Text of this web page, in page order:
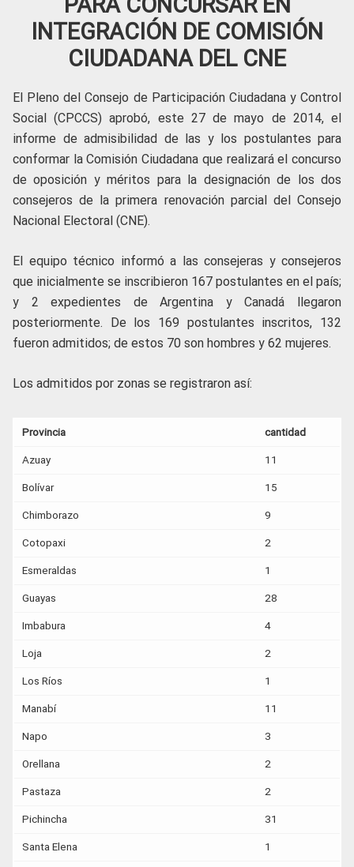
INTEGRACIÓN DE COMISIÓN
CIUDADANA DEL CNE
El Pleno del Consejo de Participación Ciudadana y Control
Social (CPCCS) aprobó, este 27 de mayo de 2014, el
informe de admisibilidad de las y los postulantes para
conformar la Comisión Ciudadana que realizará el concurso
de oposición y méritos para la designación de los dos
consejeros de la primera renovación parcial del Consejo
Nacional Electoral (CNE).
El equipo técnico informó a las consejeras y consejeros
que inicialmente se inscribieron 167 postulantes en el país;
y 2 expedientes de Argentina y Canadá llegaron
posteriormente. De los 169 postulantes inscritos, 132
fueron admitidos; de estos 70 son hombres y 62 mujeres.
Los admitidos por zonas se registraron así:
Provincia cantidad
Azuay 11
Bolívar 15
Chimborazo 9
Cotopaxi 2
Esmeraldas 1
Guayas 28
Imbabura 4
Loja 2
Los Ríos 1
Manabí 11
Napo 3
Orellana 2
Pastaza 2
Pichincha 31
Santa Elena 1